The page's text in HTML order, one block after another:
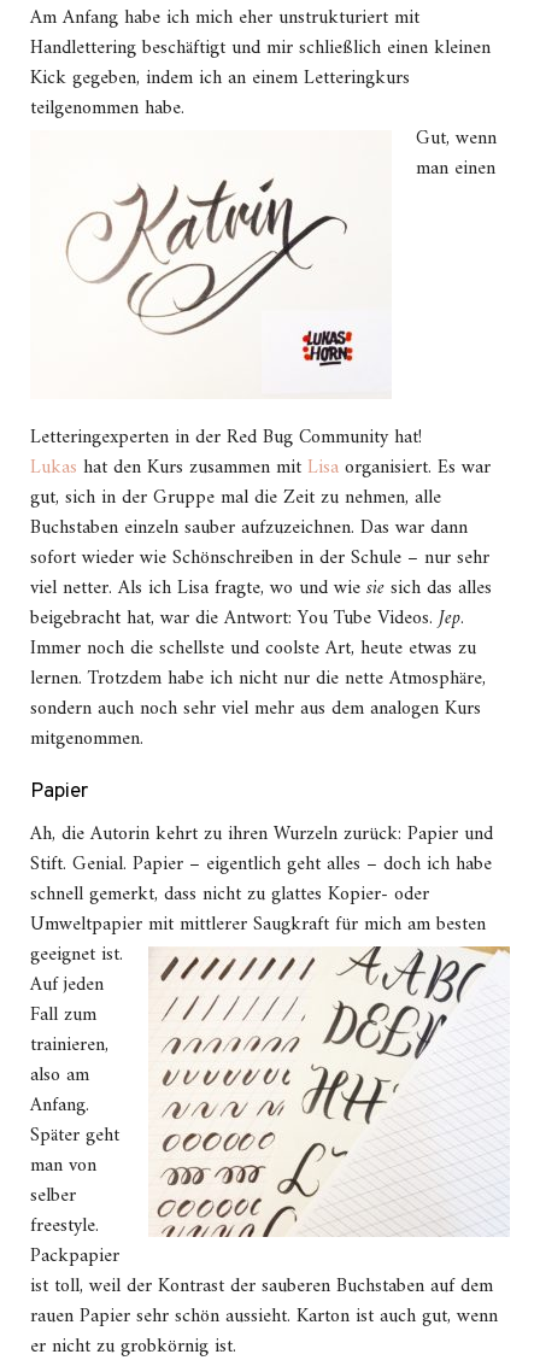
Am Anfang habe ich mich eher unstrukturiert mit
Handlettering beschäftigt und mir schließlich einen kleinen
Kick gegeben, indem ich an einem Letteringkurs
teilgenommen habe.
Gut, wenn
man einen
Letteringexperten in der Red Bug Community hat!
Lukas hat den Kurs zusammen mitLisaorganisiert. Es war
gut, sich in der Gruppe mal die Zeit zu nehmen, alle
Buchstaben einzeln sauber aufzuzeichnen. Das war dann
sofort wieder wie Schönschreiben in der Schule – nur sehr
viel netter. Als ich Lisa fragte, wo und wiesiesich das alles
beigebracht hat, war die Antwort: You Tube Videos.Jep.
Immer noch die schellste und coolste Art, heute etwas zu
lernen. Trotzdem habe ich nicht nur die nette Atmosphäre,
sondern auch noch sehr viel mehr aus dem analogen Kurs
mitgenommen.
Papier
Ah, die Autorin kehrt zu ihren Wurzeln zurück: Papier und
Stift. Genial. Papier – eigentlich geht alles – doch ich habe
schnell gemerkt, dass nicht zu glattes Kopier- oder
Umweltpapier mit mittlerer Saugkraft für mich am besten
geeignet ist.
Auf jeden
Fall zum
trainieren,
also am
Anfang.
Später geht
man von
selber
freestyle.
Packpapier
ist toll, weil der Kontrast der sauberen Buchstaben auf dem
rauen Papier sehr schön aussieht. Karton ist auch gut, wenn
er nicht zu grobkörnig ist.